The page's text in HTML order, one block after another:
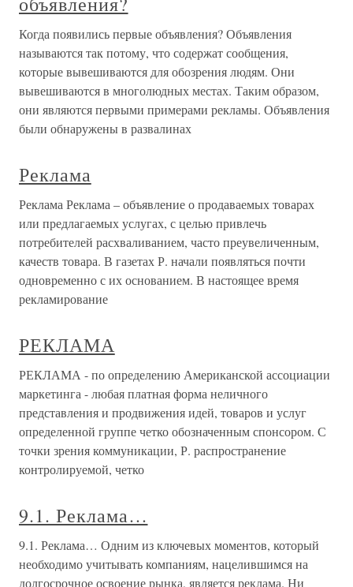
Когда появились первые объявления? Объявления
называются так потому, что содержат сообщения,
которые вывешиваются для обозрения людям. Они
вывешиваются в многолюдных местах. Таким образом,
они являются первыми примерами рекламы. Объявления
были обнаружены в развалинах
Реклама
Реклама Реклама – объявление о продаваемых товарах
или предлагаемых услугах, с целью привлечь
потребителей расхваливанием, часто преувеличенным,
качеств товара. В газетах Р. начали появляться почти
одновременно с их основанием. В настоящее время
рекламирование
РЕКЛАМА
РЕКЛАМА - по определению Американской ассоциации
маркетинга - любая платная форма неличного
представления и продвижения идей, товаров и услуг
определенной группе четко обозначенным спонсором. С
точки зрения коммуникации, Р. распространение
контролируемой, четко
9.1. Реклама…
9.1. Реклама… Одним из ключевых моментов, который
необходимо учитывать компаниям, нацелившимся на
долгосрочное освоение рынка, является реклама. Ни